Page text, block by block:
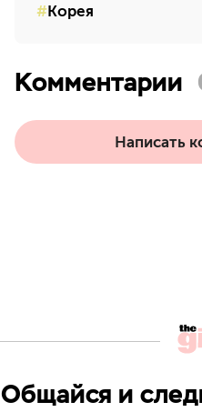
Корея
Комментарии
Написать
Общайся и